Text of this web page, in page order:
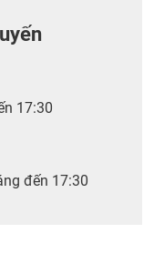
17:30
đến 17:30